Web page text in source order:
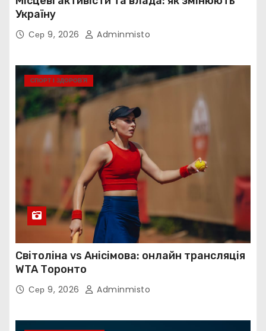
Україну
Сер 9, 2026 Adminmisto
СПОРТ І ЗДОРОВ’Я
Світоліна vs Анісімова: онлайн трансляція
WTA Торонто
Сер 9, 2026 Adminmisto